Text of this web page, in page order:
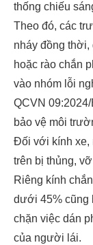
thống chiếu
Theo đó, các
nháy đồng thời,
hoặc rào chắn
vào nhóm lỗi
QCVN
bảo vệ môi
Đối với kính xe,
trên bị thủng,
Riêng kính
dưới 45% cũng
chặn việc dán
của người lái.